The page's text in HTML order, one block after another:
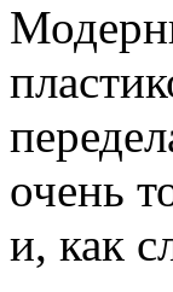
очень
и, как